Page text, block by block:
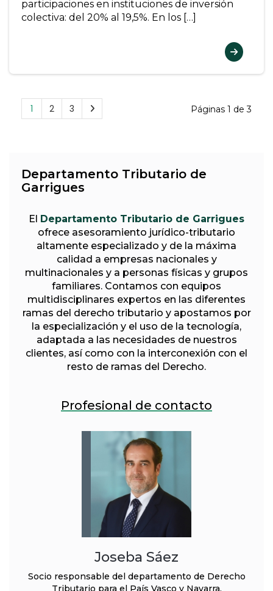
participaciones en instituciones de inversión
colectiva: del 20% al 19,5%. En los […]
Páginas 1 de 3
1 2 3
Departamento Tributario de
Garrigues
El Departamento Tributario de Garrigues
ofrece asesoramiento jurídico-tributario
altamente especializado y de la máxima
calidad a empresas nacionales y
multinacionales y a personas físicas y grupos
familiares. Contamos con equipos
multidisciplinares expertos en las diferentes
ramas del derecho tributario y apostamos por
la especialización y el uso de la tecnología,
adaptada a las necesidades de nuestros
clientes, así como con la interconexión con el
resto de ramas del Derecho.
Profesional de contacto
Joseba Sáez
Socio responsable del departamento de Derecho
Tributario para el País Vasco y Navarra.